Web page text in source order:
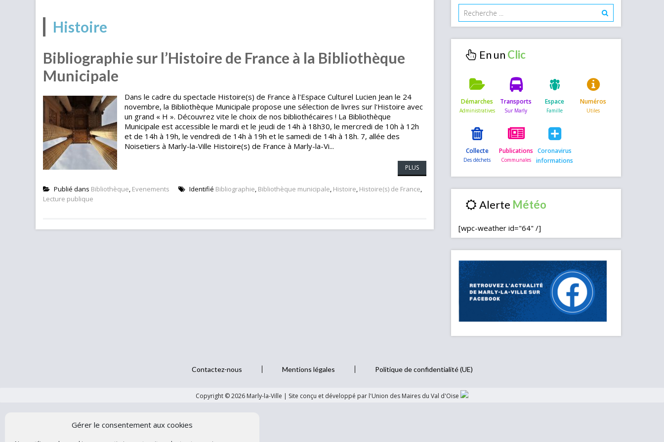
Gérer le consentement aux cookies
Histoire
Bibliographie sur l’Histoire de France à la Bibliothèque
Municipale
Dans le cadre du spectacle Histoire(s) de France à l'Espace Culturel Lucien Jean le 24
novembre, la Bibliothèque Municipale propose une sélection de livres sur l'Histoire avec
un grand « H ». Découvrez vite le choix de nos bibliothécaires ! La Bibliothèque
Municipale est accessible le mardi et le jeudi de 14h à 18h30, le mercredi de 10h à 12h
et de 14h à 19h, le vendredi de 14h à 19h et le samedi de 14h à 18h. 7, allée des
Noisetiers à Marly-la-Ville Histoire(s) de France à Marly-la-Vi...
PLUS
Publié dans Bibliothèque, Evenements Identifié Bibliographie, Bibliothèque municipale, Histoire, Histoire(s) de France,
Lecture publique
En un
Démarches Transports Espace Numéros
Collecte Publications Coronavirus
informations
Alerte
[wpc-weather id="64" /]
Contactez-nous Mentions légales Politique de confidentialité (UE)
Copyright © 2026 Marly-la-Ville | Site conçu et développé par l'Union des Maires du Val d'Oise